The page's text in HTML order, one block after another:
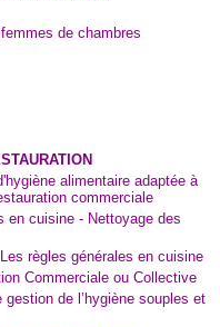
de chambres
alimentaire adaptée à
commerciale
en cuisine - Nettoyage des
règles générales en cuisine
Commerciale ou Collective
de l’hygiène souples et